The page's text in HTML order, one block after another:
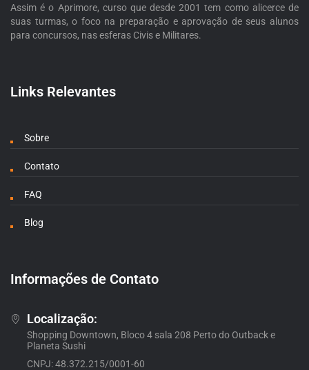
Assim é o Aprimore, curso que desde 2001 tem como alicerce de
suas turmas, o foco na preparação e aprovação de seus alunos
para concursos, nas esferas Civis e Militares.
Links Relevantes
Sobre
Contato
FAQ
Blog
Informações de Contato
Localização:
Shopping Downtown, Bloco 4 sala 208 Perto do Outback e
Planeta Sushi
CNPJ: 48.372.215/0001-60